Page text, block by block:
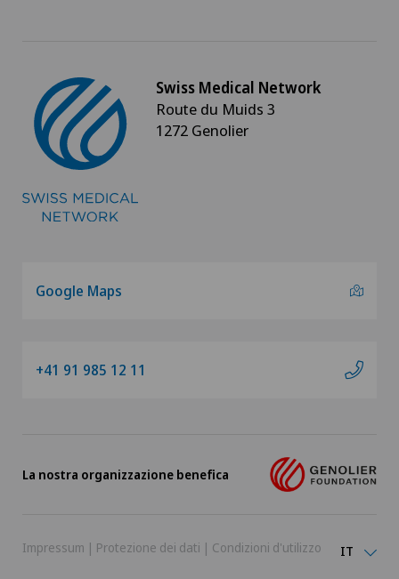
Swiss Medical Network
Route du Muids 3
1272 Genolier
Google Maps
+41 91 985 12 11
La nostra organizzazione benefica
Impressum | Protezione dei dati | Condizioni d'utilizzo IT